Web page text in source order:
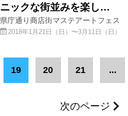
ニックな街並みを楽し…
県庁通り商店街マステアートフェス
2018年1月21日（日）〜3月11日（日）
19 20 21 ...
次のページ